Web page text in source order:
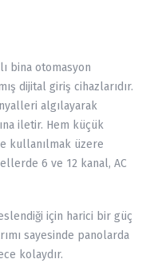
bina otomasyon
dijital giriş cihazlarıdır.
algılayarak
iletir. Hem küçük
kullanılmak üzere
6 ve 12 kanal, AC
için harici bir güç
sayesinde panolarda
kolaydır.